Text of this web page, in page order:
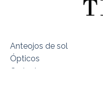
Anteojos de sol
Ópticos
Cartucheras